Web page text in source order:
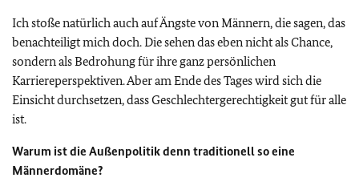
Ich stoße natürlich auch auf Ängste von Männern, die sagen, das
benachteiligt mich doch. Die sehen das eben nicht als Chance,
sondern als Bedrohung für ihre ganz persönlichen
Karriereperspektiven. Aber am Ende des Tages wird sich die
Einsicht durchsetzen, dass Geschlechtergerechtigkeit gut für alle
ist.
Warum ist die Außenpolitik denn traditionell so eine
Männerdomäne?